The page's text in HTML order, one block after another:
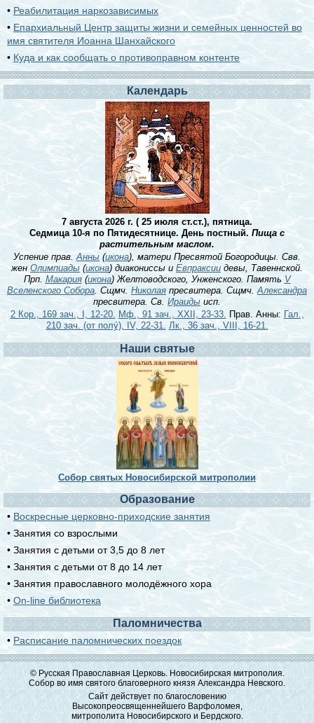
• Реабилитация наркозависимых
• Епархиальный Центр защиты жизни и семейных ценностей во
имя святителя Иоанна Шанхайского
• Куда и как сообщать о противоправном контенте
Календарь
7 августа 2026 г. ( 25 июля ст.ст.), пятница.
Седмица 10-я по Пятидесятнице. День постный. Пища с
растительным маслом.
Успение прав.Анны (икона), матери Пресвятой Богородицы. Свв.
жен Олимпиады (икона) диакониссы и Евпраксии девы, Тавеннской.
Прп.Макария(икона) Желтоводского, Унженского. Память V
Вселенского Собора. Сщмч. Николая пресвитера. Сщмч.Александра
пресвитера. Св. Ираидыисп.
2 Кор., 169 зач., I, 12-20. Мф., 91 зач., XXII, 23-33. Прав. Анны: Гал.,
210 зач. (от полу́), IV, 22-31. Лк., 36 зач., VIII, 16-21.
Наши святые
Собор святых Новосибирской митрополии
Образование
• Воскресные церковно-приходские занятия
• Занятия со взрослыми
• Занятия с детьми от 3,5 до 8 лет
• Занятия с детьми от 8 до 14 лет
• Занятия православного молодёжного хора
• On-line библиотека
Паломничества
• Расписание паломнических поездок
© Русская Православная Церковь. Новосибирская митрополия.
Собор во имя святого благоверного князя Александра Невского.
Сайт действует по благословению
Высокопреосвященнейшего Варфоломея,
митрополита Новосибирского и Бердского.